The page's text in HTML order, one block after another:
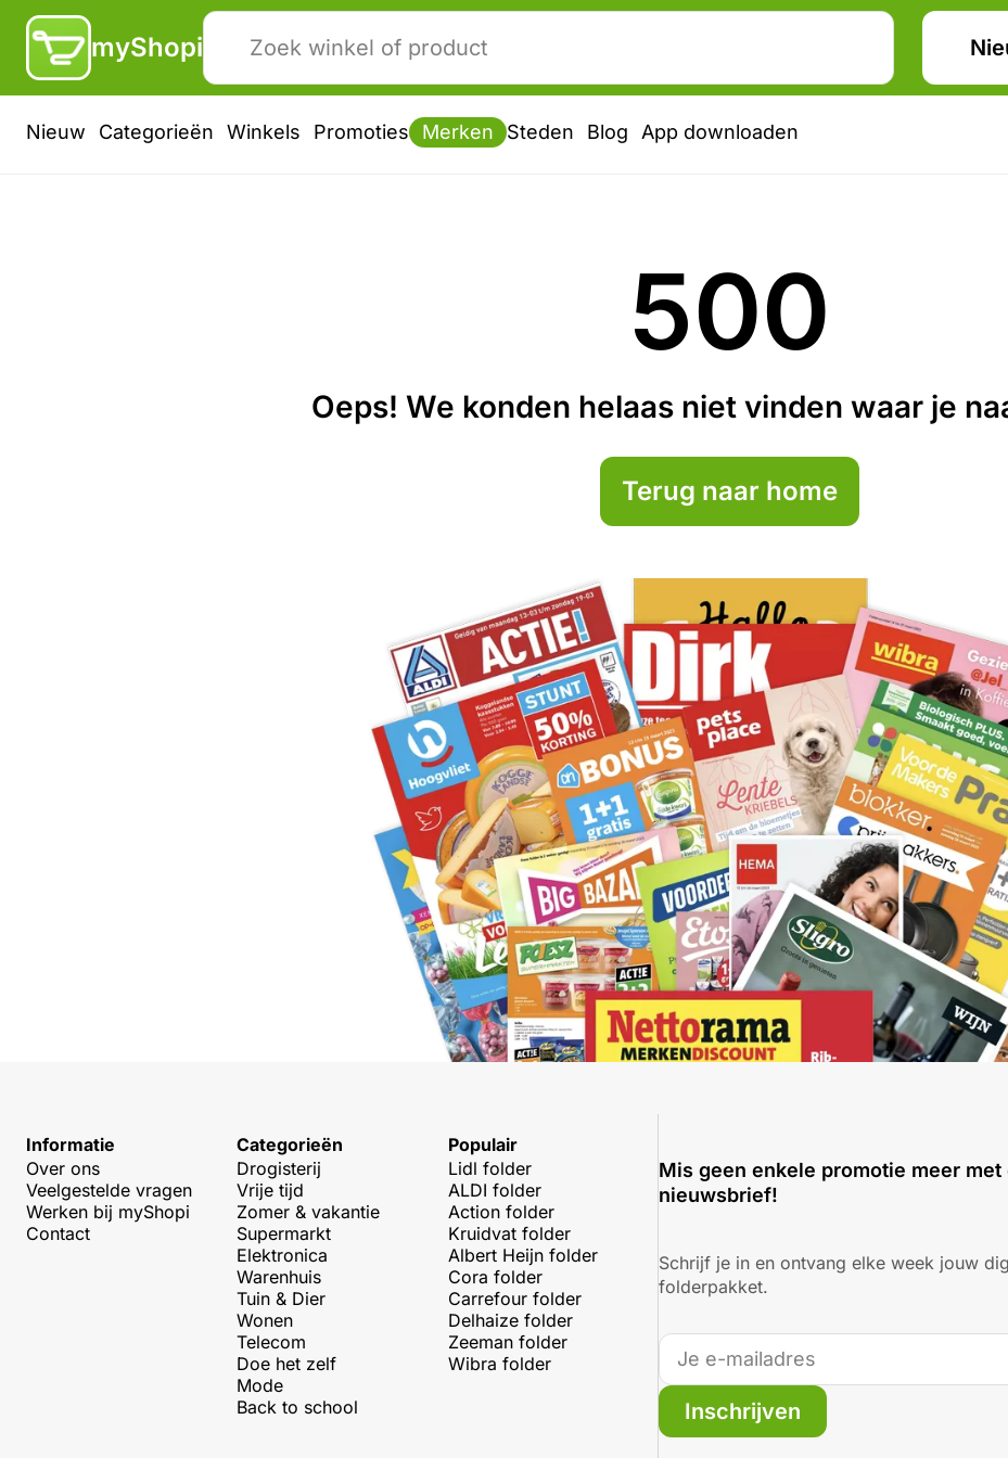
myShopi
Nieuw Categorieën Winkels Promoties Merken Steden Blog App downloaden
500
Oeps! We konden helaas niet vinden waar je
Terug naar home
Informatie
Over ons
Veelgestelde vragen
Werken bij myShopi
Contact
Categorieën
Drogisterij
Vrije tijd
Zomer & vakantie
Supermarkt
Elektronica
Warenhuis
Tuin & Dier
Wonen
Telecom
Doe het zelf
Mode
Back to school
Populair
Lidl folder
ALDI folder
Action folder
Kruidvat folder
Albert Heijn folder
Cora folder
Carrefour folder
Delhaize folder
Zeeman folder
Wibra folder
Mis geen enkele promotie meer met
nieuwsbrief!
Schrijf je in en ontvang elke week jouw
folderpakket.
Inschrijven